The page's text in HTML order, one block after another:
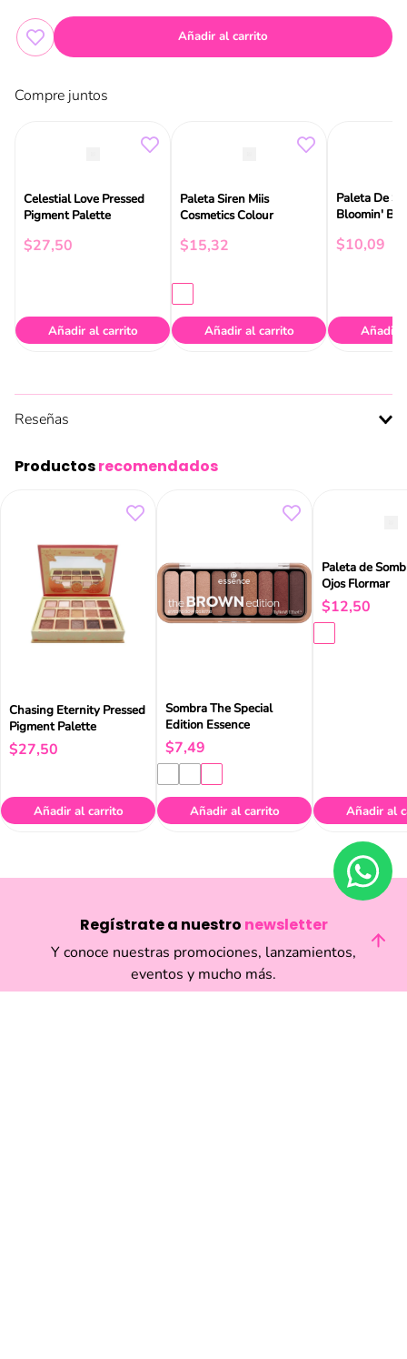
Añadir al carrito
Compre juntos
Celestial Love Pressed
Pigment Palette
$27,50
Añadir al carrito
Paleta Siren Miis
Cosmetics Colour
$15,32
Añadir al carrito
Paleta De
Bloomin'
$10,09
Añadir
Reseñas
Productosrecomendados
Chasing Eternity Pressed
Pigment Palette
$27,50
Añadir al carrito
Sombra The Special
Edition Essence
$7,49
Añadir al carrito
Paleta de
Ojos Flormar
$12,50
Añadir al
Regístrate a nuestro newsletter
Y conoce nuestras promociones, lanzamientos,
eventos y mucho más.